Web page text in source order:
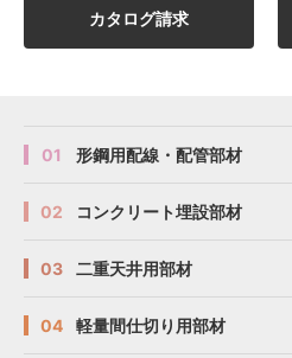
カタログ請求
01 形鋼用配線・配管部材
02 コンクリート埋設部材
03 二重天井用部材
04 軽量間仕切り用部材